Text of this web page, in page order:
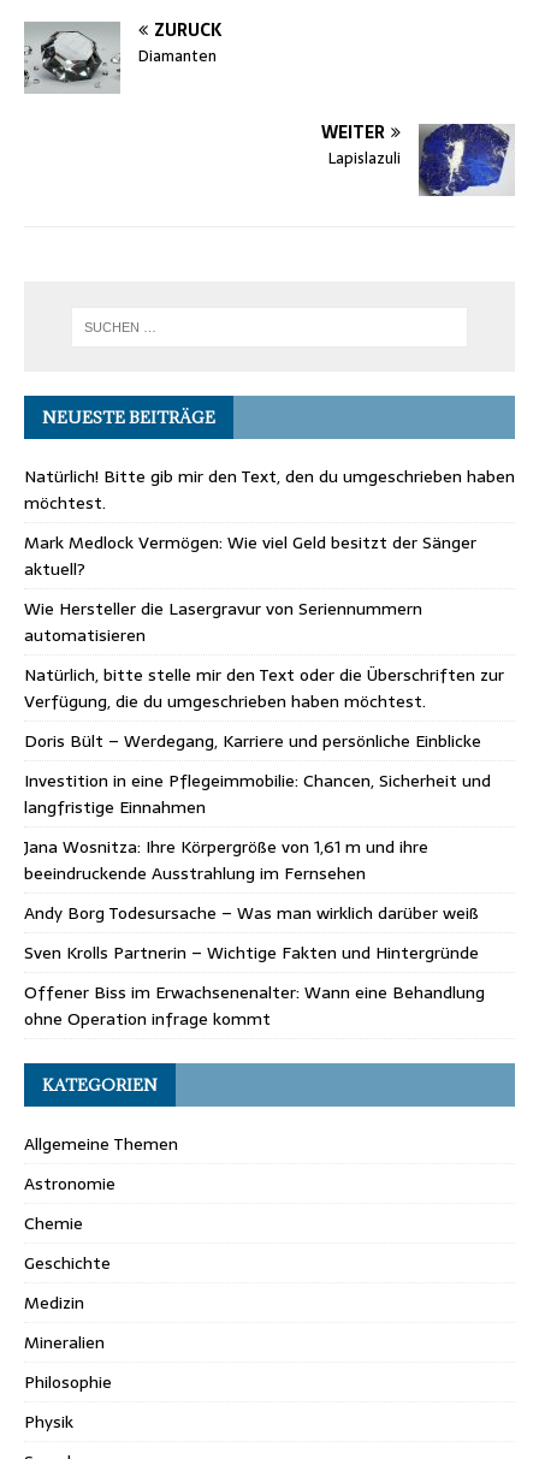
ZURÜCK
Diamanten
WEITER
Lapislazuli
NEUESTE BEITRÄGE
Natürlich! Bitte gib mir den Text, den du umgeschrieben haben
möchtest.
Mark Medlock Vermögen: Wie viel Geld besitzt der Sänger
aktuell?
Wie Hersteller die Lasergravur von Seriennummern
automatisieren
Natürlich, bitte stelle mir den Text oder die Überschriften zur
Verfügung, die du umgeschrieben haben möchtest.
Doris Bült – Werdegang, Karriere und persönliche Einblicke
Investition in eine Pflegeimmobilie: Chancen, Sicherheit und
langfristige Einnahmen
Jana Wosnitza: Ihre Körpergröße von 1,61 m und ihre
beeindruckende Ausstrahlung im Fernsehen
Andy Borg Todesursache – Was man wirklich darüber weiß
Sven Krolls Partnerin – Wichtige Fakten und Hintergründe
Offener Biss im Erwachsenenalter: Wann eine Behandlung
ohne Operation infrage kommt
KATEGORIEN
Allgemeine Themen
Astronomie
Chemie
Geschichte
Medizin
Mineralien
Philosophie
Physik